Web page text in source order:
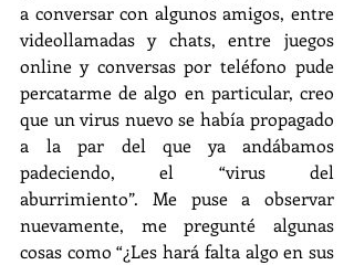
a conversar con algunos amigos, entre
videollamadas y chats, entre juegos
online y conversas por teléfono pude
percatarme de algo en particular, creo
que un virus nuevo se había propagado
a la par del que ya andábamos
padeciendo, el “virus del
aburrimiento”. Me puse a observar
nuevamente, me pregunté algunas
cosas como “¿Les hará falta algo en sus